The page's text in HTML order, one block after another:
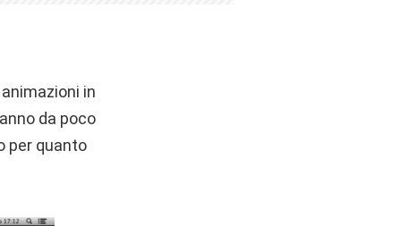
in
da poco
per quanto